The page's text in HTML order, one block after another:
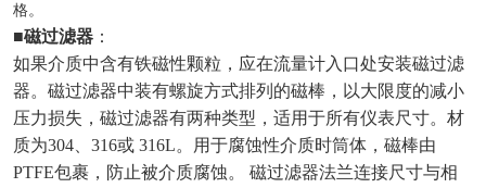
格。
■磁过滤器 ：
如果介质中含有铁磁性颗粒，应在流量计入口处安装磁过滤
器。磁过滤器中装有螺旋方式排列的磁棒，以大限度的减小
压力损失，磁过滤器有两种类型，适用于所有仪表尺寸。材
质为304、316或 316L。用于腐蚀性介质时筒体，磁棒由
PTFE包裹，防止被介质腐蚀。 磁过滤器法兰连接尺寸与相